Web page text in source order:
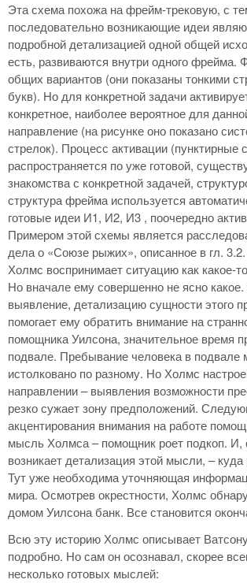
Эта схема похожа на фрейм-трековую, с
последовательно возникающие идеи
подробной детализацией одной общей
есть, развиваются внутри одного фрейма.
общих вариантов (они показаны тонкими
букв). Но для конкретной задачи
конкретное, наиболее вероятное для
направление (на рисунке оно показано
стрелок). Процесс активации (пунктирные
распространяется по уже готовой,
знакомства с конкретной задачей,
структура фрейма используется
готовые идеи И1, И2, И3 , поочередно
Примером этой схемы является
дела о «Союзе рыжих», описанное в гл.
Холмс воспринимает ситуацию как какое-
Но вначале ему совершенно не ясно какое.
выявление, детализацию сущности этого
помогает ему обратить внимание на
помощника Уилсона, значительное время
подвале. Пребывание человека в подвале
истолковано по разному. Но Холмс
направлении – выявления возможности
резко сужает зону предположений.
акцентирования внимания на работе
мысль Холмса – помощник роет подкоп. И,
возникает детализация этой мысли, – куда
Тут уже необходима уточняющая
мира. Осмотрев окрестности, Холмс
домом Уилсона банк. Все становится
Всю эту историю Холмс описывает
подробно. Но сам он осознавал, скорее
несколько готовых мыслей: